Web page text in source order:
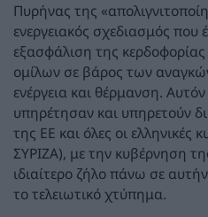
Πυρήνας της
ενεργειακός σχεδιασμός που
εξασφάλιση της
ομίλων σε βάρος των
ενέργεια και θέρμανση.
υπηρέτησαν και υπηρετούν
της ΕΕ και όλες οι
ΣΥΡΙΖΑ), με την κυβέρνηση
ιδιαίτερο ζήλο πάνω σε
το τελειωτικό χτύπημα.